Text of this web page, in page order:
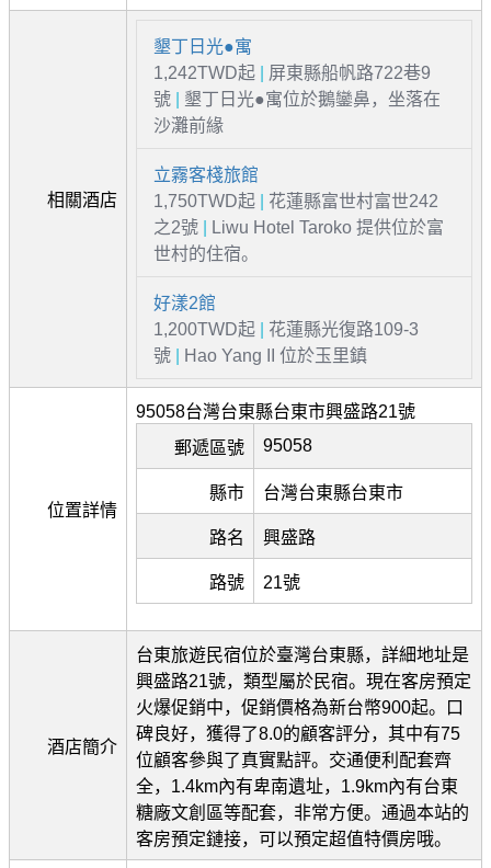
相關酒店
墾丁日光●寓
1,242TWD起
屏東縣船帆路722巷9
號
墾丁日光●寓位於鵝鑾鼻，坐落在
沙灘前緣
立霧客棧旅館
1,750TWD起
花蓮縣富世村富世242
之2號
Liwu Hotel Taroko 提供位於富
世村的住宿。
好漾2館
1,200TWD起
花蓮縣光復路109-3
號
Hao Yang II 位於玉里鎮
位置詳情
95058台灣台東縣台東市興盛路21號
郵遞區號
95058
縣市 台灣台東縣台東市
路名 興盛路
路號 21號
酒店簡介
台東旅遊民宿位於臺灣台東縣，詳細地址是
興盛路21號，類型屬於民宿。現在客房預定
火爆促銷中，促銷價格為新台幣900起。口
碑良好，獲得了8.0的顧客評分，其中有75
位顧客參與了真實點評。交通便利配套齊
全，1.4km內有卑南遺址，1.9km內有台東
糖廠文創區等配套，非常方便。通過本站的
客房預定鏈接，可以預定超值特價房哦。